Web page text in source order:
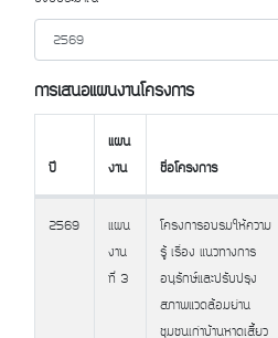
การเสนอแผนงานโครงการ
ปี
แผน
งาน
ชื่อโครงการ
2569
แผน
งาน
ที่ 3
โครงการอบรมให้ความ
รู้ เรื่อง แนวทางการ
อนุรักษ์และปรับปรุง
สภาพแวดล้อมย่าน
ชุมชนเก่าบ้านหาดเสี้ยว